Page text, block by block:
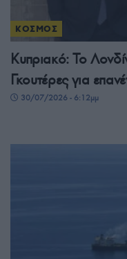
ΚΟΣΜΟΣ
Κυπριακό: Το
Γκουτέρες για
30/07/2026 - 6:12μμ